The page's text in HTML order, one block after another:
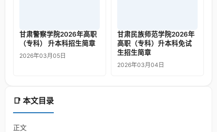
📑 本文目录
正文
甘肃警察学院2026年高职
（专科） 升本科招生简章
2026年03月05日
甘肃民族师范学院2026年
高职（专科）升本科免试
生招生简章
2026年03月04日